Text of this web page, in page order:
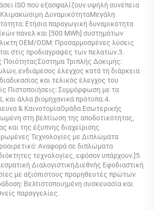
ISO που εξασφαλίζουν υψηλή συνέπεια
ΔυναμικότηταΜεγάλη
Ετήσια παραγωγική δυναμικότητα
πάνελ και [500 MWh] συστημάτων
OEM/ODM: Προσαρμοσμένες λύσεις
στις προδιαγραφές των πελατών.3.
ΠοιότηταςΣύστημα Τριπλής Δοκιμής:
ενδιάμεσος έλεγχος κατά τη διάρκεια
και τελικός έλεγχος του
Πιστοποιήσεις: Συμμόρφωση με τα
και άλλα βιομηχανικά πρότυπα.4.
& ΚαινοτομίαΟμάδα Εσωτερικής
στη βελτίωση της αποδοτικότητας,
και της έξυπνης διαχείρισης
Τεχνολογίες με Διπλώματα
Αναφορά σε διπλώματα
τεχνολογίες, εφόσον υπάρχουν.]5.
ΔιαλογιστικήΔιεθνής Εφοδιαστική
με αξιόπιστους προμηθευτές πρώτων
Βελτιστοποιημένη συσκευασία και
παραγγελίες.